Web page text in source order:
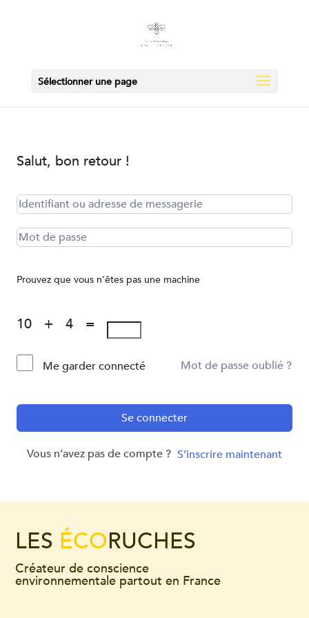
Sélectionner une page
Salut, bon retour !
Prouvez que vous n’êtes pas une machine
10 + 4 =
Me garder connecté Mot de passe oublié ?
Se connecter
Vous n’avez pas de compte ? S’inscrire maintenant
LES ÉCORUCHES
Créateur de conscience
environnementale partout en France